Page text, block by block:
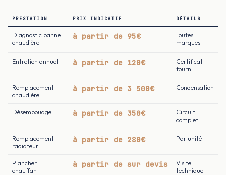
PRESTATION PRIX INDICATIF DÉTAILS
Diagnostic panne
chaudière
à partir de 95€
Toutes
marques
Entretien annuel à partir de 120€
Certificat
fourni
Remplacement
chaudière
à partir de 3 500€ Condensation
Désembouage à partir de 350€
Circuit
complet
Remplacement
radiateur
à partir de 280€ Par unité
Plancher
chauffant
à partir de sur devis
Visite
technique